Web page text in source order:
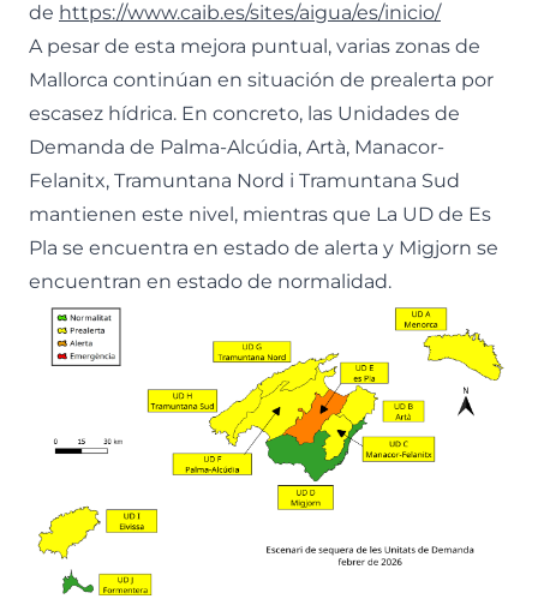
de https://www.caib.es/sites/aigua/es/inicio/
A pesar de esta mejora puntual, varias zonas de
Mallorca continúan en situación de prealerta por
escasez hídrica. En concreto, las Unidades de
Demanda de Palma-Alcúdia, Artà, Manacor-
Felanitx, Tramuntana Nord i Tramuntana Sud
mantienen este nivel, mientras que La UD de Es
Pla se encuentra en estado de alerta y Migjorn se
encuentran en estado de normalidad.